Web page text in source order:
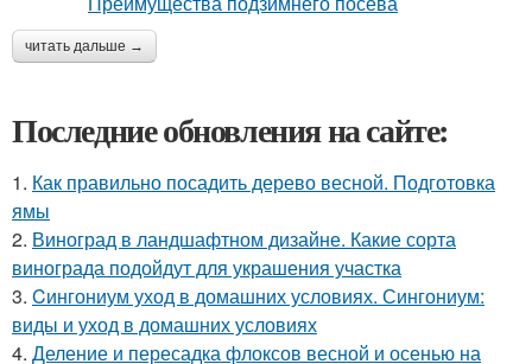
читать дальше →
Последние обновления на сайте:
1. Как правильно посадить дерево весной. Подготовка
ямы
2. Виноград в ландшафтном дизайне. Какие сорта
винограда подойдут для украшения участка
3. Cингониум уход в домашних условиях. Сингониум:
виды и уход в домашних условиях
4. Деление и пересадка флоксов весной и осенью на